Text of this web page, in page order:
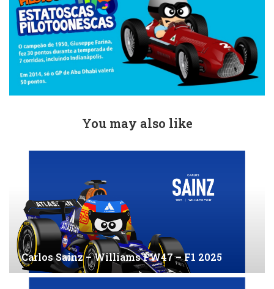
You may also like
Carlos Sainz – Williams FW47 – F1 2025